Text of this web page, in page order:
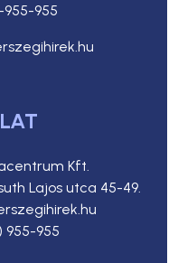
955
Kft.
Lajos utca 45-49.
955-955